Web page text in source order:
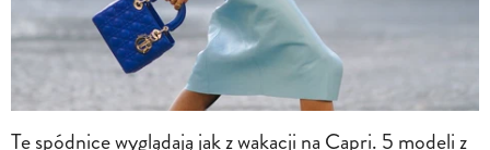
Te spódnice wyglądają jak z wakacji na Capri. 5 modeli z